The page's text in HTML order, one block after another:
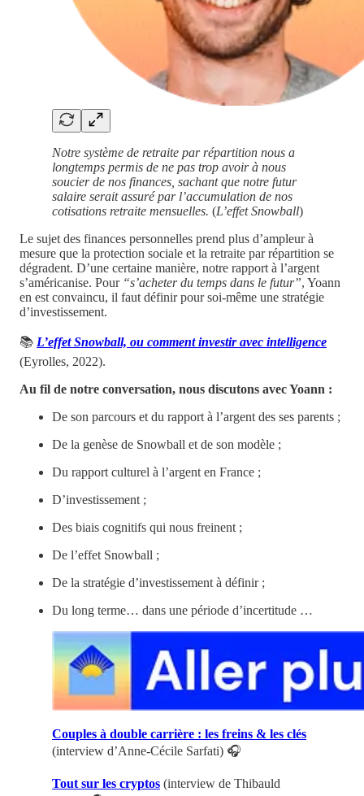
Notre système de retraite par répartition nous a
longtemps permis de ne pas trop avoir à nous
soucier de nos finances, sachant que notre futur
salaire serait assuré par l’accumulation de nos
cotisations retraite mensuelles. (L’effet Snowball)
Le sujet des finances personnelles prend plus d’ampleur à
mesure que la protection sociale et la retraite par répartition se
dégradent. D’une certaine manière, notre rapport à l’argent
s’américanise. Pour “s’acheter du temps dans le futur”, Yoann
en est convaincu, il faut définir pour soi-même une stratégie
d’investissement.
📚 L’effet Snowball, ou comment investir avec intelligence
(Eyrolles, 2022).
Au fil de notre conversation, nous discutons avec Yoann :
De son parcours et du rapport à l’argent des ses parents ;
De la genèse de Snowball et de son modèle ;
Du rapport culturel à l’argent en France ;
D’investissement ;
Des biais cognitifs qui nous freinent ;
De l’effet Snowball ;
De la stratégie d’investissement à définir ;
Du long terme… dans une période d’incertitude …
Couples à double carrière : les freins & les clés
(interview d’Anne-Cécile Sarfati) 🎧
Tout sur les cryptos (interview de Thibauld